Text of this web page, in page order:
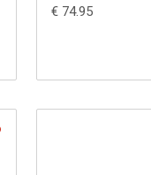
€ 74.95